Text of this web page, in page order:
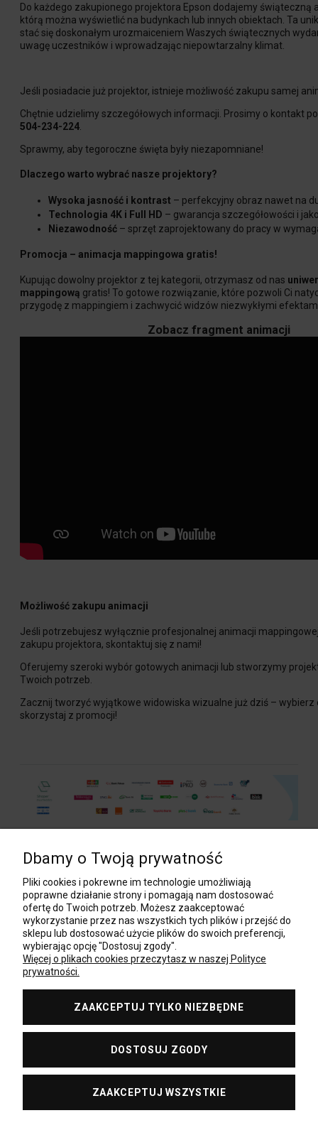
Do każdego zakupionego projektora Epson dodajemy świąteczną
którą można wyświetlić na budynkach lub innych obiektach. Ta
stać się doskonałym urozmaiceniem Waszych świątecznych
uwagę uczestników i wprowadzając niepowtarzalny klimat.
Jeśli posiadacie już projektor, istnieje możliwość zakupu samej
Chętnie udzielimy szczegółowych informacji. Prosimy o kontakt
504-234-224
Sprawmy, aby tegoroczne święta były niezapomniane!
Dlaczego warto wybrać nasze projektory?
Wysoka jasność i kontrast – perfekcyjny obraz nawet na
Technologia 4K i Full HD – gwarancja szczegółowości i
Niezawodność – sprzęt zaprojektowany do pracy w
Promocja – animacja mappingowa gratis!
Kupując dowolny projektor z tej kategorii, otrzymasz od nas
mappingową gratis! To gotowe rozwiązanie, które pozwoli Ci
przygodę z mappingiem i zachwycić widzów niezwykłymi
Zobacz fragment animacji
Możliwość zakupu animacji
Jeśli potrzebujesz wyłącznie profesjonalnej animacji
zakupu projektora, skontaktuj się z nami!
Oferujemy szeroki wybór gotowych animacji lub stworzymy
Twoich potrzeb.
Zacznij tworzyć wyjątkowe widowiska wizualne już dziś – wybierz
skorzystaj z promocji!
POMOC
MOJE KONTO
BAZA WIEDZY
Dbamy o Twoją prywatność
Pliki cookies i pokrewne im technologie umożliwiają
poprawne działanie strony i pomagają nam dostosować
ofertę do Twoich potrzeb. Możesz zaakceptować
wykorzystanie przez nas wszystkich tych plików i przejść do
sklepu lub dostosować użycie plików do swoich preferencji,
wybierając opcję "Dostosuj zgody".
Więcej o plikach cookies przeczytasz w naszej Polityce
prywatności.
ZAAKCEPTUJ TYLKO NIEZBĘDNE
DOSTOSUJ ZGODY
ZAAKCEPTUJ WSZYSTKIE